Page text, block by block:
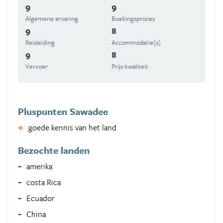
9
Algemene ervaring
9
Boekingsproces
9
Reisleiding
8
Accommodatie(s)
9
Vervoer
8
Prijs-kwaliteit
Pluspunten Sawadee
goede kennis van het land
Bezochte landen
amerika
costa Rica
Ecuador
China